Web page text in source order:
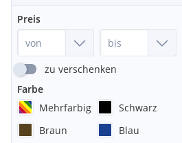
Preis
zu verschenken
Farbe
Mehrfarbig
Schwarz
Braun
Blau